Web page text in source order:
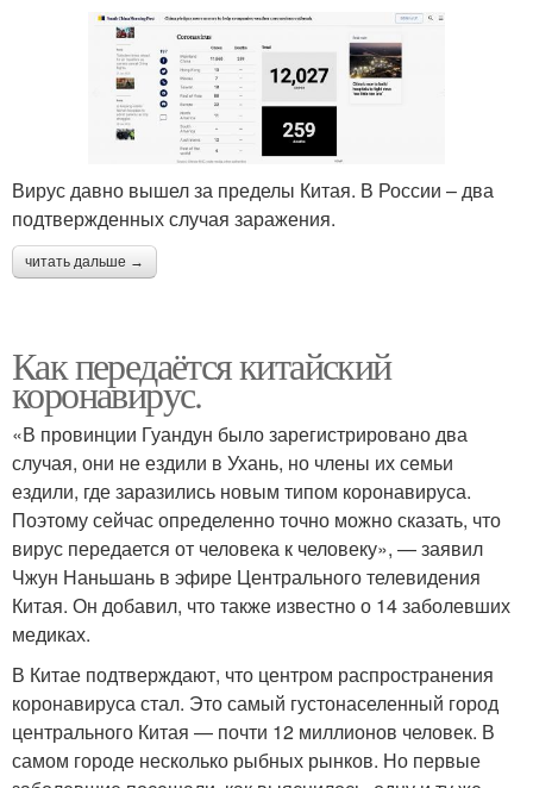
Вирус давно вышел за пределы Китая. В России – два
подтвержденных случая заражения.
читать дальше →
Как передаётся китайский
коронавирус.
«В провинции Гуандун было зарегистрировано два
случая, они не ездили в Ухань, но члены их семьи
ездили, где заразились новым типом коронавируса.
Поэтому сейчас определенно точно можно сказать, что
вирус передается от человека к человеку», — заявил
Чжун Наньшань в эфире Центрального телевидения
Китая. Он добавил, что также известно о 14 заболевших
медиках.
В Китае подтверждают, что центром распространения
коронавируса стал. Это самый густонаселенный город
центрального Китая — почти 12 миллионов человек. В
самом городе несколько рыбных рынков. Но первые